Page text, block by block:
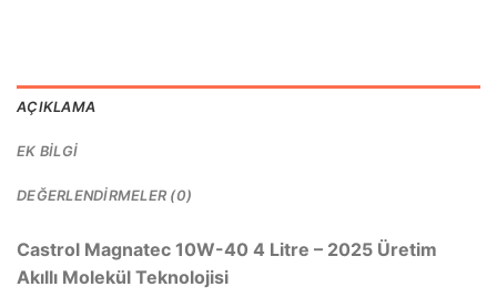
AÇIKLAMA
EK BILGI
DEĞERLENDIRMELER (0)
Castrol Magnatec 10W-40 4 Litre – 2025 Üretim
Akıllı Molekül Teknolojisi